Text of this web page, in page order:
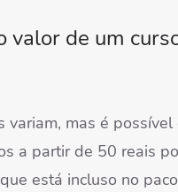
valor de um
variam, mas é possível
a partir de 50 reais
está incluso no